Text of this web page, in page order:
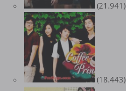
(21.941)
(18.443)